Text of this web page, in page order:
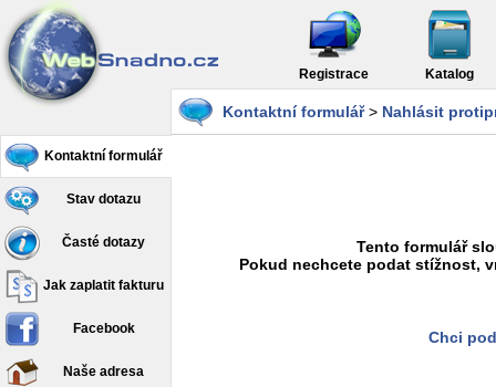
Registrace Katalog
Kontaktní formulář
Stav dotazu
Časté dotazy
Jak zaplatit fakturu
Facebook
Naše adresa
Kontaktní formulář> Nahlásit
Tento formulář
Pokud nechcete podat stížnost,
Chci